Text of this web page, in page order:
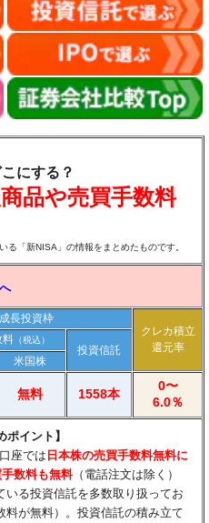
にする？
品や売買手数料
「新NISA」の情報をまとめたものです。
成長投資枠
クレカ積立
還元率
料（税込）
投資信託
米国株
無料 1558本
0〜
6.0％
ポイント】
座では 日本株の売買手数料無料に
数料も無料（電話注文は除く）
いる投資信託を多数取り扱ってお
料が無料）。投資信託の積み立て